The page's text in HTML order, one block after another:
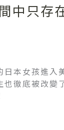
中只存
本女孩進
徹底被改